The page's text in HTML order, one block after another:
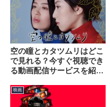
空の瞳とカタツムリはどこ
で見れる？今すぐ視聴でき
る動画配信サービスを紹
映画